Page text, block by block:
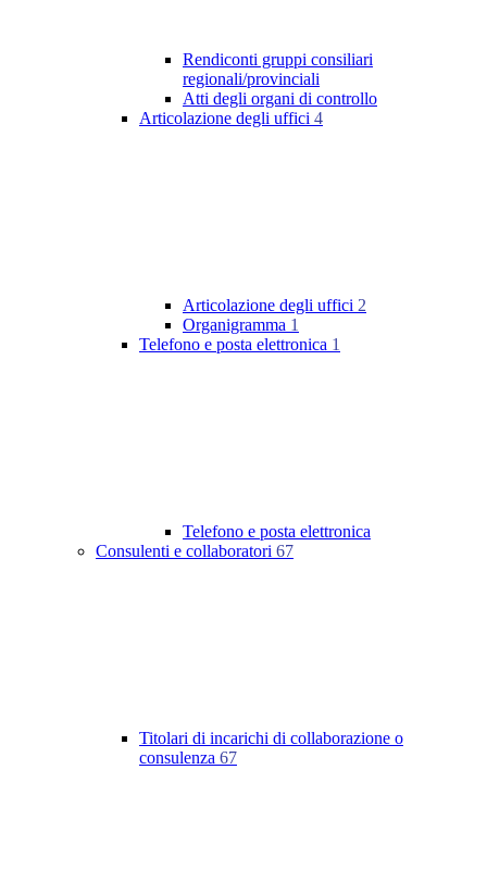
Rendiconti gruppi consiliari
regionali/provinciali
Atti degli organi di controllo
Articolazione degli uffici 4
Articolazione degli uffici 2
Organigramma 1
Telefono e posta elettronica 1
Telefono e posta elettronica
Consulenti e collaboratori 67
Titolari di incarichi di collaborazione o
consulenza 67